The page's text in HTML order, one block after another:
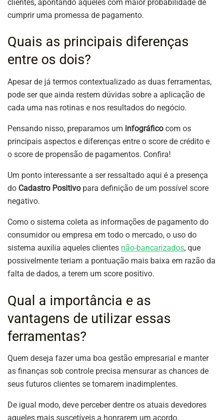
clientes, apontando aqueles com maior probabilidade de
cumprir uma promessa de pagamento.
Quais as principais diferenças
entre os dois?
Apesar de já termos contextualizado as duas ferramentas,
pode ser que ainda restem dúvidas sobre a aplicação de
cada uma nas rotinas e nos resultados do negócio.
Pensando nisso, preparamos um infográfico com os
principais aspectos e diferenças entre o score de crédito e
o score de propensão de pagamentos. Confira!
Um ponto interessante a ser ressaltado aqui é a presença
do Cadastro Positivo para definição de um possível score
negativo.
Como o sistema coleta as informações de pagamento do
consumidor ou empresa em todo o mercado, o uso do
sistema auxilia aqueles clientes não-bancarizados, que
possivelmente teriam a pontuação mais baixa em razão da
falta de dados, a terem um score positivo.
Qual a importância e as
vantagens de utilizar essas
ferramentas?
Quem deseja fazer uma boa gestão empresarial e manter
as finanças sob controle precisa mensurar as chances de
seus futuros clientes se tornarem inadimplentes.
De igual modo, deve perceber dentre os atuais devedores
aqueles mais suscetíveis a honrarem um acordo.